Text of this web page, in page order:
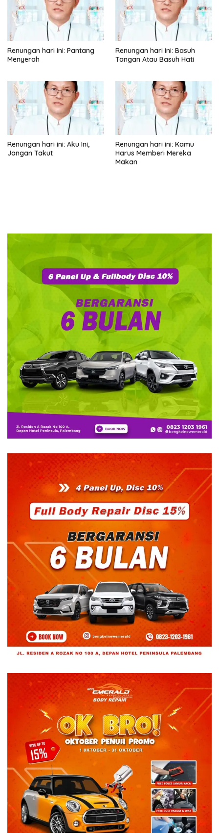
Renungan hari ini: Pantang
Menyerah
Renungan hari ini: Basuh
Tangan Atau Basuh Hati
Renungan hari ini: Aku Ini,
Jangan Takut
Renungan hari ini: Kamu
Harus Memberi Mereka
Makan